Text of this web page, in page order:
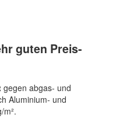
guten Preis-
gegen abgas- und
Aluminium- und
m².